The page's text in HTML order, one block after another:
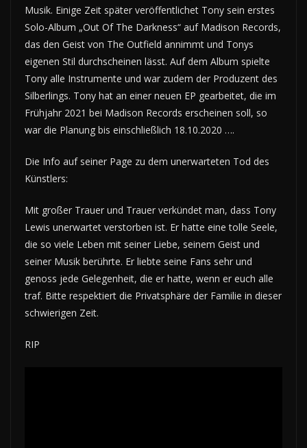
Musik. Einige Zeit später veröffentlichet Tony sein erstes
Solo-Album „Out Of The Darkness“ auf Madison Records,
das den Geist von The Outfield annimmt und Tonys
eigenen Stil durchscheinen lässt. Auf dem Album spielte
Tony alle Instrumente und war zudem der Produzent des
Silberlings. Tony hat an einer neuen EP gearbeitet, die im
Frühjahr 2021 bei Madison Records erscheinen soll, so
war die Planung bis einschließlich 18.10.2020 ….
Die Info auf seiner Page zu dem unerwarteten Tod des
Künstlers:
Mit großer Trauer und Trauer verkündet man, dass Tony
Lewis unerwartet verstorben ist. Er hatte eine tolle Seele,
die so viele Leben mit seiner Liebe, seinem Geist und
seiner Musik berührte. Er liebte seine Fans sehr und
genoss jede Gelegenheit, die er hatte, wenn er euch alle
traf. Bitte respektiert die Privatsphäre der Familie in dieser
schwierigen Zeit.
RIP